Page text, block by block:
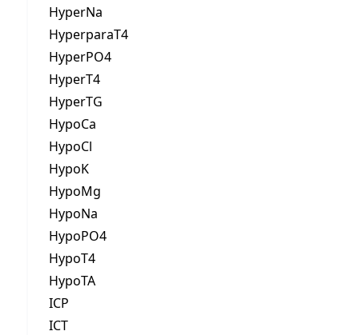
HyperNa
HyperparaT4
HyperPO4
HyperT4
HyperTG
HypoCa
HypoCl
HypoK
HypoMg
HypoNa
HypoPO4
HypoT4
HypoTA
ICP
ICT